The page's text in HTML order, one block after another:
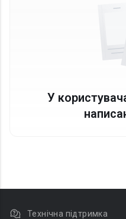
У
Технічна підтримка